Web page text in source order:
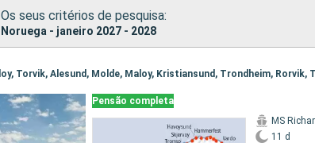
Os seus critérios de pesquisa:
Noruega - janeiro 2027 - 2028
Pensão completa
MS
11 d